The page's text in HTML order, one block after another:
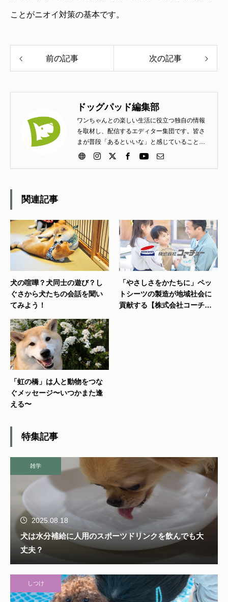
ことがニオイ対策の基本です。
前の記事 次の記事
ドッグパッド編集部
ワンちゃんとの楽しい生活に役立つ独自の情報
を取材し、配信するエディター集団です。皆さ
まが普段「あるといいな」と感じていること
「こんな工夫は楽しいよ」と知らせたいこと、
関連記事
犬の喧嘩？犬同士の遊び？し
ぐさから犬たちの会話を聞い
てみよう！
「やさしさをかたちに」ペッ
トシーツの製造が地域社会に
貢献する【株式会社コーチョ
「虹の橋」は人と動物をつな
ぐメッセージ〜いつかまた逢
える〜
特集記事
雑学
2025.08.18
犬は水分補給に人用のスポーツドリンクを飲んでも大
丈夫？
しつけ